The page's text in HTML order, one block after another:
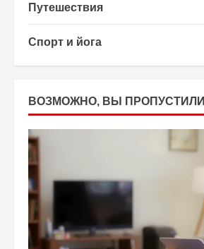
Путешествия
Спорт и йога
ВОЗМОЖНО, ВЫ ПРОПУСТИЛИ